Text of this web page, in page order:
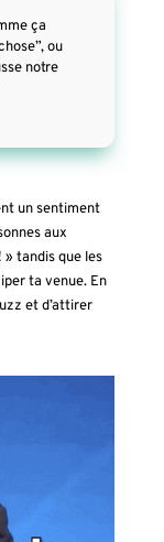
ça
ou
notre
un sentiment
aux
tandis que les
ta venue. En
et d’attirer